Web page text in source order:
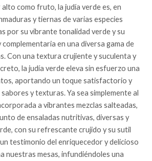
como fruto, la judía verde es, en
y tiernas de varias especies
por su vibrante tonalidad verde y su
en una diversa gama de
Con una textura crujiente y suculenta y
la judía verde eleva sin esfuerzo una
aportando un toque satisfactorio y
y texturas. Ya sea simplemente al
a vibrantes mezclas salteadas,
de ensaladas nutritivas, diversas y
con su refrescante crujido y su sutil
testimonio del enriquecedor y delicioso
nuestras mesas, infundiéndoles una